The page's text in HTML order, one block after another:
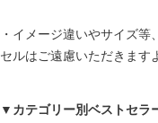
・イメージ違いやサイズ
セルはご遠慮いただきます
▼カテゴリー別ベストセラ